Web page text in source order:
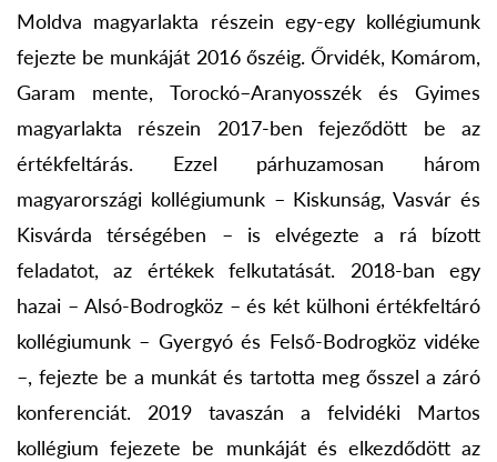
Moldva magyarlakta részein egy-egy kollégiumunk
fejezte be munkáját 2016 őszéig. Őrvidék, Komárom,
Garam mente, Torockó–Aranyosszék és Gyimes
magyarlakta részein 2017-ben fejeződött be az
értékfeltárás. Ezzel párhuzamosan három
magyarországi kollégiumunk – Kiskunság, Vasvár és
Kisvárda térségében – is elvégezte a rá bízott
feladatot, az értékek felkutatását. 2018-ban egy
hazai – Alsó-Bodrogköz – és két külhoni értékfeltáró
kollégiumunk – Gyergyó és Felső-Bodrogköz vidéke
–, fejezte be a munkát és tartotta meg ősszel a záró
konferenciát. 2019 tavaszán a felvidéki Martos
kollégium fejezete be munkáját és elkezdődött az